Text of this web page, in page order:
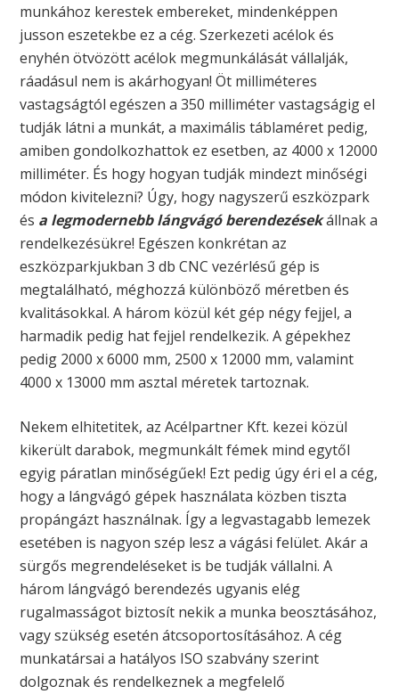
munkához kerestek embereket, mindenképpen
jusson eszetekbe ez a cég. Szerkezeti acélok és
enyhén ötvözött acélok megmunkálását vállalják,
ráadásul nem is akárhogyan! Öt milliméteres
vastagságtól egészen a 350 milliméter vastagságig el
tudják látni a munkát, a maximális táblaméret pedig,
amiben gondolkozhattok ez esetben, az 4000 x 12000
milliméter. És hogy hogyan tudják mindezt minőségi
módon kivitelezni? Úgy, hogy nagyszerű eszközpark
és a legmodernebb lángvágó berendezésekállnak a
rendelkezésükre! Egészen konkrétan az
eszközparkjukban 3 db CNC vezérlésű gép is
megtalálható, méghozzá különböző méretben és
kvalitásokkal. A három közül két gép négy fejjel, a
harmadik pedig hat fejjel rendelkezik. A gépekhez
pedig 2000 x 6000 mm, 2500 x 12000 mm, valamint
4000 x 13000 mm asztal méretek tartoznak.
Nekem elhitetitek, az Acélpartner Kft. kezei közül
kikerült darabok, megmunkált fémek mind egytől
egyig páratlan minőségűek! Ezt pedig úgy éri el a cég,
hogy a lángvágó gépek használata közben tiszta
propángázt használnak. Így a legvastagabb lemezek
esetében is nagyon szép lesz a vágási felület. Akár a
sürgős megrendeléseket is be tudják vállalni. A
három lángvágó berendezés ugyanis elég
rugalmasságot biztosít nekik a munka beosztásához,
vagy szükség esetén átcsoportosításához. A cég
munkatársai a hatályos ISO szabvány szerint
dolgoznak és rendelkeznek a megfelelő